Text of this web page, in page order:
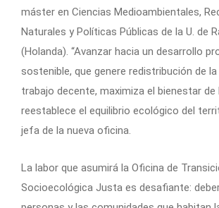
máster en Ciencias Medioambientales,
Naturales y Políticas Públicas de la U. de
(Holanda). “Avanzar hacia un desarrollo
sostenible, que genere redistribución de
trabajo decente, maximiza el bienestar de
reestablece el equilibrio ecológico del
jefa de la nueva oficina.
La labor que asumirá la Oficina de
Socioecológica Justa es desafiante: